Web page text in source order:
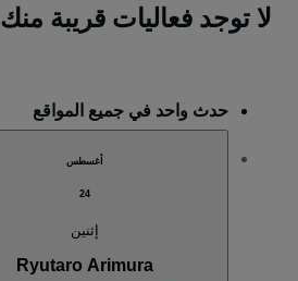
لا توجد فعاليات قريبة منك
حدث واحد في جميع المواقع
أغسطس
24
إثنين
Ryutaro Arimura